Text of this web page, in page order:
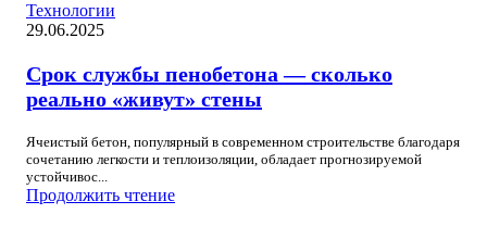
Технологии
29.06.2025
Срок службы пенобетона — сколько
реально «живут» стены
Ячеистый бетон, популярный в современном строительстве благодаря
сочетанию легкости и теплоизоляции, обладает прогнозируемой
устойчивос...
Продолжить чтение